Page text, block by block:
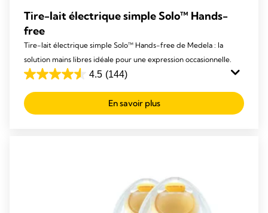
Tire-lait électrique simple Solo™ Hands-
free
Tire-lait électrique simple Solo™ Hands-free de Medela : la
solution mains libres idéale pour une expression occasionnelle.
4.5 (144)
4.5
out
of
En savoir plus